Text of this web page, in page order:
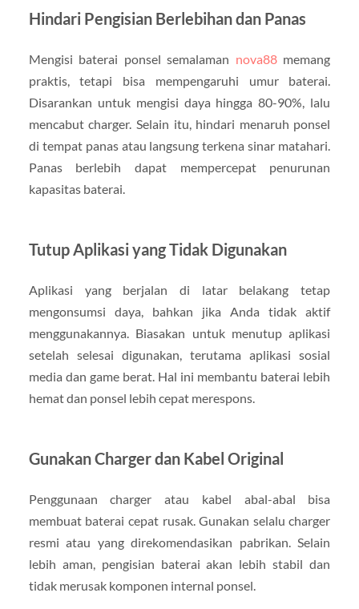
Hindari Pengisian Berlebihan dan Panas
Mengisi baterai ponsel semalaman nova88memang
praktis, tetapi bisa mempengaruhi umur baterai.
Disarankan untuk mengisi daya hingga 80-90%, lalu
mencabut charger. Selain itu, hindari menaruh ponsel
di tempat panas atau langsung terkena sinar matahari.
Panas berlebih dapat mempercepat penurunan
kapasitas baterai.
Tutup Aplikasi yang Tidak Digunakan
Aplikasi yang berjalan di latar belakang tetap
mengonsumsi daya, bahkan jika Anda tidak aktif
menggunakannya. Biasakan untuk menutup aplikasi
setelah selesai digunakan, terutama aplikasi sosial
media dan game berat. Hal ini membantu baterai lebih
hemat dan ponsel lebih cepat merespons.
Gunakan Charger dan Kabel Original
Penggunaan charger atau kabel abal-abal bisa
membuat baterai cepat rusak. Gunakan selalu charger
resmi atau yang direkomendasikan pabrikan. Selain
lebih aman, pengisian baterai akan lebih stabil dan
tidak merusak komponen internal ponsel.